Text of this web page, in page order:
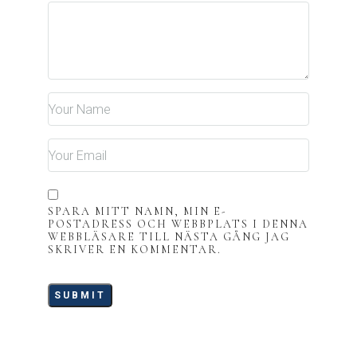
SPARA MITT NAMN, MIN E-
POSTADRESS OCH WEBBPLATS I DENNA
WEBBLÄSARE TILL NÄSTA GÅNG JAG
SKRIVER EN KOMMENTAR.